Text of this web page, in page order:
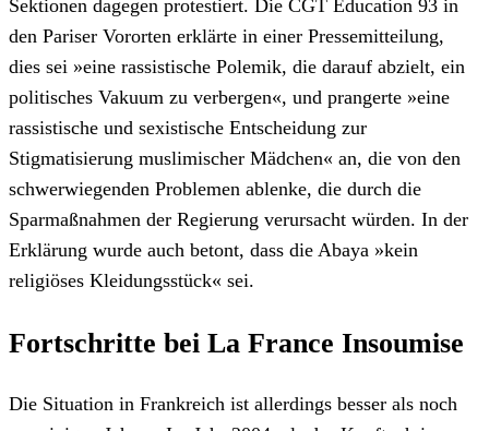
Sektionen dagegen protestiert. Die CGT Education 93 in
den Pariser Vororten erklärte in einer Pressemitteilung,
dies sei »eine rassistische Polemik, die darauf abzielt, ein
politisches Vakuum zu verbergen«, und prangerte »eine
rassistische und sexistische Entscheidung zur
Stigmatisierung muslimischer Mädchen« an, die von den
schwerwiegenden Problemen ablenke, die durch die
Sparmaßnahmen der Regierung verursacht würden. In der
Erklärung wurde auch betont, dass die Abaya »kein
religiöses Kleidungsstück« sei.
Fortschritte bei La France Insoumise
Die Situation in Frankreich ist allerdings besser als noch